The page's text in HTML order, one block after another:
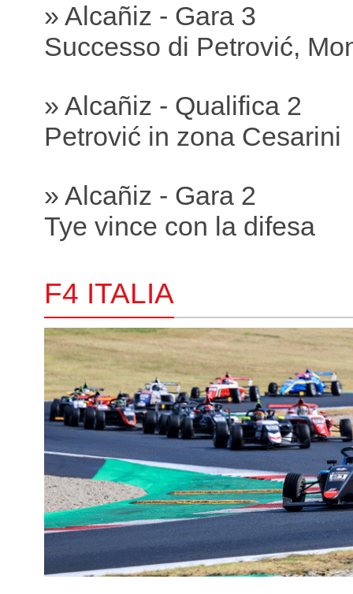
» Alcañiz - Gara 3
Successo di Petrović,
» Alcañiz - Qualifica 2
Petrović in zona Cesarini
» Alcañiz - Gara 2
Tye vince con la difesa
F4 ITALIA